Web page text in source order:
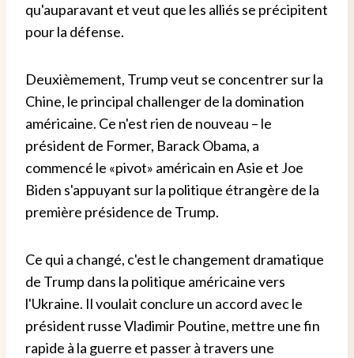
qu'auparavant et veut que les alliés se précipitent
pour la défense.
Deuxièmement, Trump veut se concentrer sur la
Chine, le principal challenger de la domination
américaine. Ce n'est rien de nouveau – le
président de Former, Barack Obama, a
commencé le «pivot» américain en Asie et Joe
Biden s'appuyant sur la politique étrangère de la
première présidence de Trump.
Ce qui a changé, c'est le changement dramatique
de Trump dans la politique américaine vers
l'Ukraine. Il voulait conclure un accord avec le
président russe Vladimir Poutine, mettre une fin
rapide à la guerre et passer à travers une